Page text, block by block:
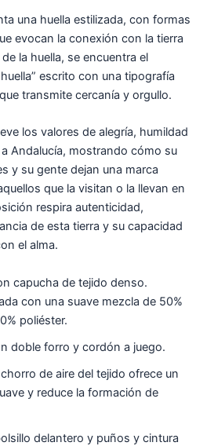
una huella estilizada, con formas
evocan la conexión con la tierra
la huella, se encuentra el
escrito con una tipografía
transmite cercanía y orgullo.
los valores de alegría, humildad
Andalucía, mostrando cómo su
y su gente dejan una marca
que la visitan o la llevan en
respira autenticidad,
de esta tierra y su capacidad
el alma.
capucha de tejido denso.
con una suave mezcla de 50%
poliéster.
doble forro y cordón a juego.
de aire del tejido ofrece un
y reduce la formación de
delantero y puños y cintura